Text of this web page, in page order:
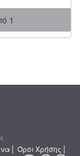
1
| Όροι Χρήσης |